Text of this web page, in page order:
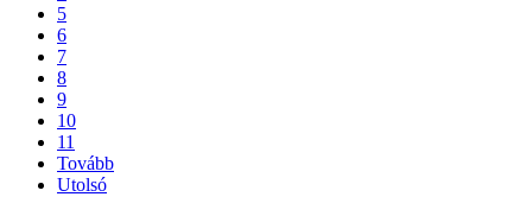
5
6
7
8
9
10
11
Tovább
Utolsó